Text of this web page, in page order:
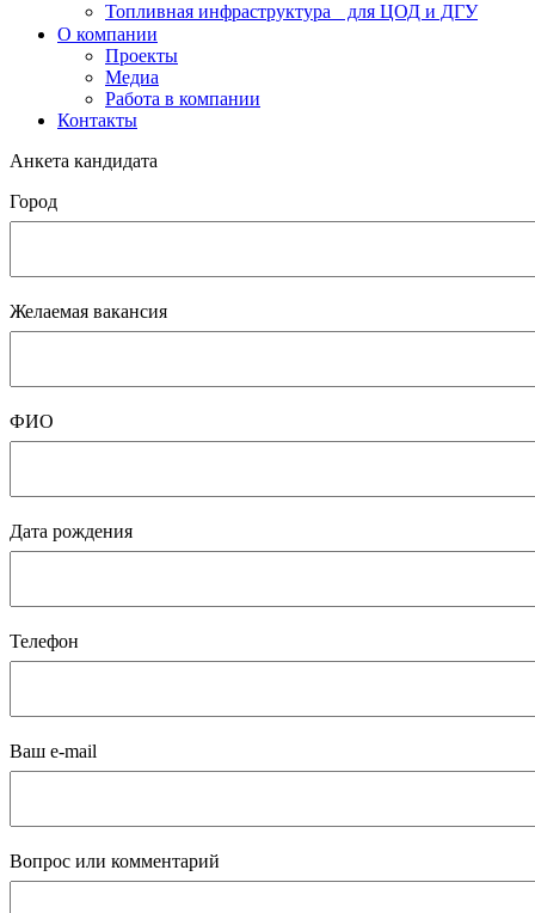
Топливная инфраструктура для ЦОД и ДГУ
О компании
Проекты
Медиа
Работа в компании
Контакты
Анкета кандидата
Город
Желаемая вакансия
ФИО
Дата рождения
Телефон
Ваш e-mail
Вопрос или комментарий